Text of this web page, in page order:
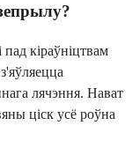
кіраўніцтвам
лячэння. Нават
ціск усё роўна